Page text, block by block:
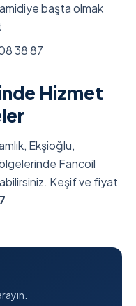
başta olmak
38 87
Hizmet
Ekşioğlu,
Fancoil
Keşif ve fiyat